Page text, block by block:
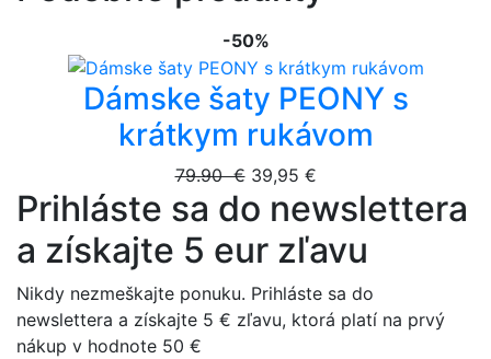
-50%
Dámske šaty PEONY s
krátkym rukávom
79.90 € 39,95 €
Prihláste sa do newslettera
a získajte 5 eur zľavu
Nikdy nezmeškajte ponuku. Prihláste sa do
newslettera a získajte 5 € zľavu, ktorá platí na prvý
nákup v hodnote 50 €